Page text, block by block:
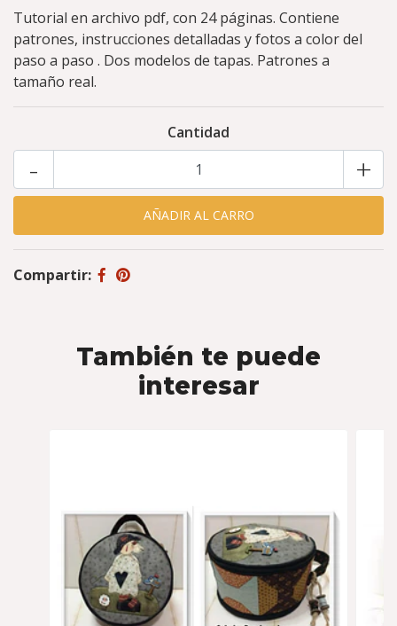
Tutorial en archivo pdf, con 24 páginas. Contiene
patrones, instrucciones detalladas y fotos a color del
paso a paso . Dos modelos de tapas. Patrones a
tamaño real.
Cantidad
+
-
Compartir:
También te puede
interesar